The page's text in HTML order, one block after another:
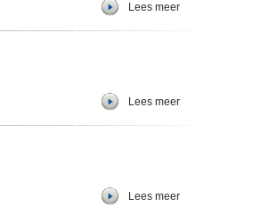
Lees meer
Lees meer
Lees meer